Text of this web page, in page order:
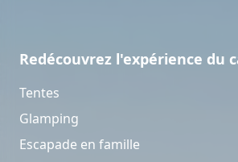
Redécouvrez l'expérience du
Tentes
Glamping
Escapade en famille